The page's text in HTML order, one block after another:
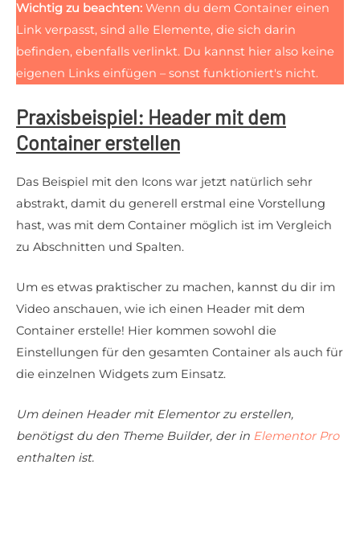
Wichtig zu beachten: Wenn du dem Container einen
Link verpasst, sind alle Elemente, die sich darin
befinden, ebenfalls verlinkt. Du kannst hier also keine
eigenen Links einfügen – sonst funktioniert's nicht.
Praxisbeispiel: Header mit dem
Container erstellen
Das Beispiel mit den Icons war jetzt natürlich sehr
abstrakt, damit du generell erstmal eine Vorstellung
hast, was mit dem Container möglich ist im Vergleich
zu Abschnitten und Spalten.
Um es etwas praktischer zu machen, kannst du dir im
Video anschauen, wie ich einen Header mit dem
Container erstelle! Hier kommen sowohl die
Einstellungen für den gesamten Container als auch für
die einzelnen Widgets zum Einsatz.
Um deinen Header mit Elementor zu erstellen,
benötigst du den Theme Builder, der in Elementor Pro
enthalten ist.